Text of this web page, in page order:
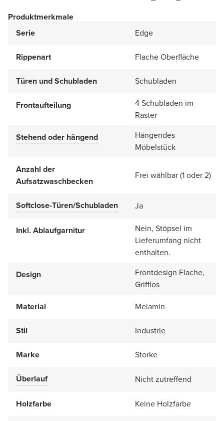
Produktmerkmale
Serie
Edge
Rippenart Flache Oberfläche
Türen und Schubladen Schubladen
Frontaufteilung
4 Schubladen im
Raster
Stehend oder hängend
Hängendes
Möbelstück
Anzahl der
Aufsatzwaschbecken
Frei wählbar (1 oder 2)
Softclose-Türen/Schubladen Ja
Inkl. Ablaufgarnitur
Nein, Stöpsel im
Lieferumfang nicht
enthalten.
Design
Frontdesign Flache,
Grifflos
Material
Melamin
Stil Industrie
Marke Storke
Überlauf Nicht zutreffend
Holzfarbe Keine Holzfarbe